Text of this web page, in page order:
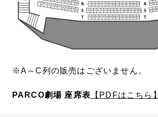
※A～C列の販売はございません。
PARCO劇場 座席表 【PDFはこちら】